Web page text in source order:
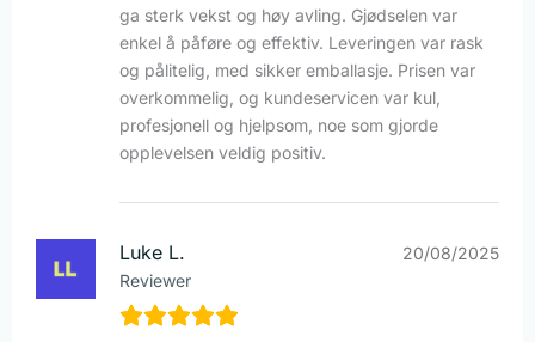
ga sterk vekst og høy avling. Gjødselen var
enkel å påføre og effektiv. Leveringen var rask
og pålitelig, med sikker emballasje. Prisen var
overkommelig, og kundeservicen var kul,
profesjonell og hjelpsom, noe som gjorde
opplevelsen veldig positiv.
Luke L.
Reviewer
20/08/2025